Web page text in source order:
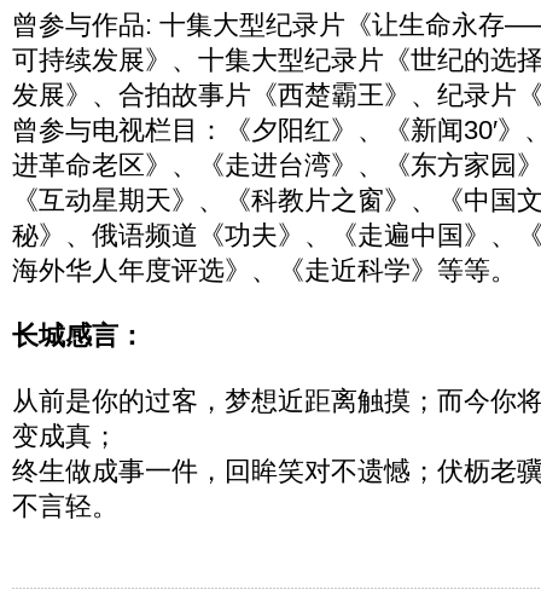
曾参与作品: 十集大型纪录片《让生命永存
可持续发展》、十集大型纪录片《世纪的
发展》、合拍故事片《西楚霸王》、纪录片
曾参与电视栏目：《夕阳红》、《新闻30′》
进革命老区》、《走进台湾》、《东方家园
《互动星期天》、《科教片之窗》、《中国
秘》、俄语频道《功夫》、《走遍中国》
海外华人年度评选》、《走近科学》等等。
长城感言：
从前是你的过客，梦想近距离触摸；而今你
变成真；
终生做成事一件，回眸笑对不遗憾；伏枥老
不言轻。